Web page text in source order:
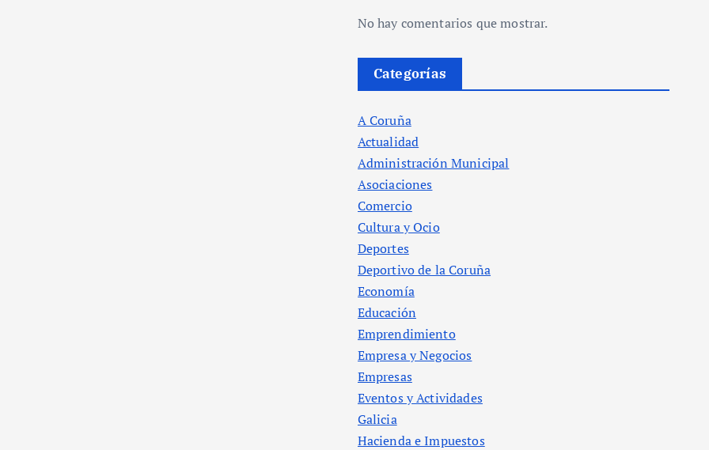
No hay comentarios que mostrar.
Categorías
A Coruña
Actualidad
Administración Municipal
Asociaciones
Comercio
Cultura y Ocio
Deportes
Deportivo de la Coruña
Economía
Educación
Emprendimiento
Empresa y Negocios
Empresas
Eventos y Actividades
Galicia
Hacienda e Impuestos